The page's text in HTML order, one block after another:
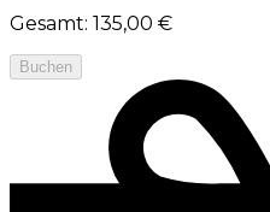
Gesamt: 135,00 €
Buchen